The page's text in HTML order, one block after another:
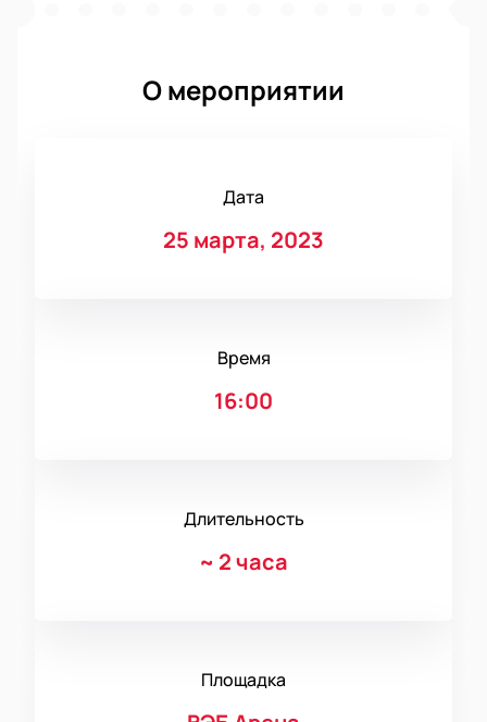
О мероприятии
Дата
25 марта, 2023
Время
16:00
Длительность
~ 2 часа
Площадка